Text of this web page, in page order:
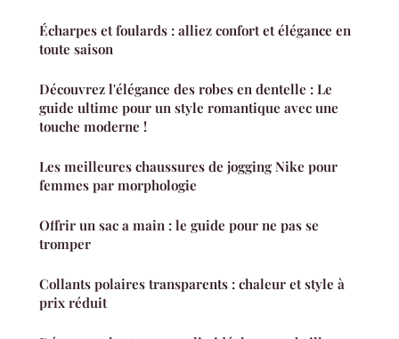
Écharpes et foulards : alliez confort et élégance en
toute saison
Découvrez l'élégance des robes en dentelle : Le
guide ultime pour un style romantique avec une
touche moderne !
Les meilleures chaussures de jogging Nike pour
femmes par morphologie
Offrir un sac a main : le guide pour ne pas se
tromper
Collants polaires transparents : chaleur et style à
prix réduit